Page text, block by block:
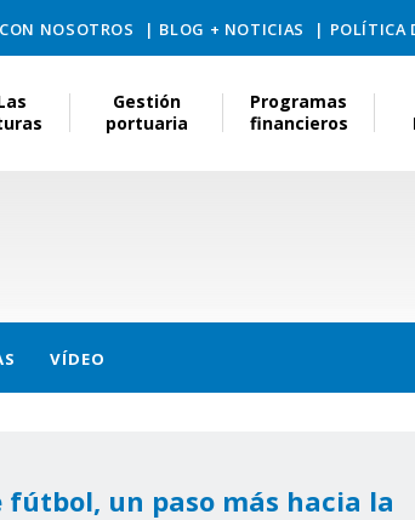
NOSOTROS BLOG + NOTICIAS POLÍTICA
Gestión
portuaria
Programas
financieros
VÍDEO
fútbol, un paso más hacia la